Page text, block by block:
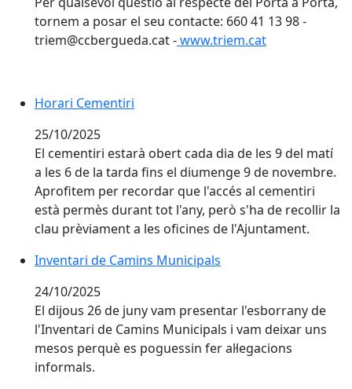
tornem a posar el seu contacte: 660 41 13 98 -
triem@ccbergueda.cat -www.triem.cat
Horari Cementiri
Horari Cementiri
25/10/2025
El cementiri estarà obert cada dia de les 9 del matí
a les 6 de la tarda fins el diumenge 9 de novembre.
Aprofitem per recordar que l'accés al cementiri
està permès durant tot l'any, però s'ha de recollir la
clau prèviament a les oficines de l'Ajuntament.
Inventari de Camins Municipals
Inventari de Camins Municipals
24/10/2025
El dijous 26 de juny vam presentar l'esborrany de
l'Inventari de Camins Municipals i vam deixar uns
mesos perquè es poguessin fer al·legacions
informals.